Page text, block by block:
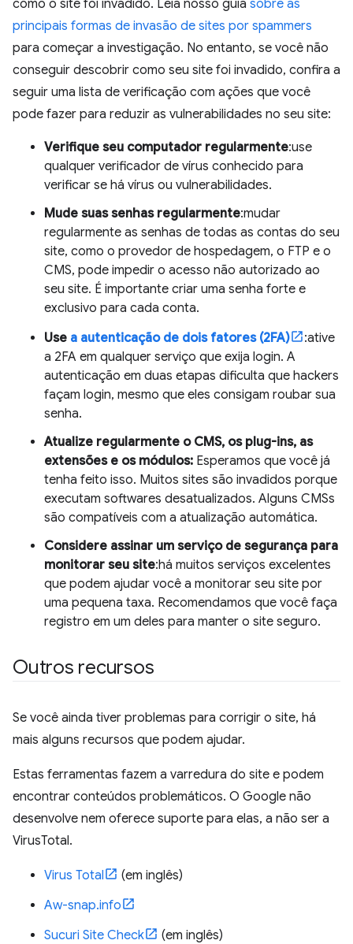
como o site foi invadido. Leia nosso guia sobre as
principais formas de invasão de sites por spammers
para começar a investigação. No entanto, se você não
conseguir descobrir como seu site foi invadido, confira a
seguir uma lista de verificação com ações que você
pode fazer para reduzir as vulnerabilidades no seu site:
Verifique seu computador regularmente:use
qualquer verificador de vírus conhecido para
verificar se há vírus ou vulnerabilidades.
Mude suas senhas regularmente:mudar
regularmente as senhas de todas as contas do seu
site, como o provedor de hospedagem, o FTP e o
CMS, pode impedir o acesso não autorizado ao
seu site. É importante criar uma senha forte e
exclusivo para cada conta.
Use a autenticação de dois fatores (2FA)
:ative
a 2FA em qualquer serviço que exija login. A
autenticação em duas etapas dificulta que hackers
façam login, mesmo que eles consigam roubar sua
senha.
Atualize regularmente o CMS, os plug-ins, as
extensões e os módulos: Esperamos que você já
tenha feito isso. Muitos sites são invadidos porque
executam softwares desatualizados. Alguns CMSs
são compatíveis com a atualização automática.
Considere assinar um serviço de segurança para
monitorar seu site:há muitos serviços excelentes
que podem ajudar você a monitorar seu site por
uma pequena taxa. Recomendamos que você faça
registro em um deles para manter o site seguro.
Outros recursos
Se você ainda tiver problemas para corrigir o site, há
mais alguns recursos que podem ajudar.
Estas ferramentas fazem a varredura do site e podem
encontrar conteúdos problemáticos. O Google não
desenvolve nem oferece suporte para elas, a não ser a
VirusTotal.
Virus Total
(em inglês)
Aw-snap.info
Sucuri Site Check
(em inglês)